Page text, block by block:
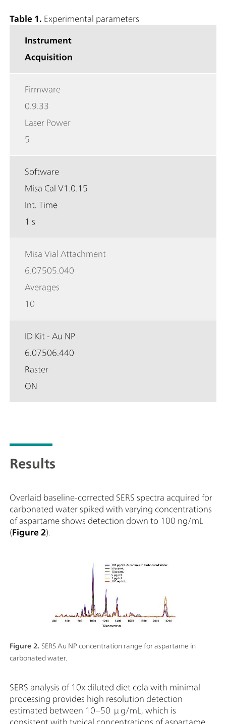
Table 1. Experimental parameters
Instrument
Acquisition
Firmware
0.9.33
Laser Power
5
Software
Misa Cal V1.0.15
Int. Time
1 s
Misa Vial Attachment
6.07505.040
Averages
10
ID Kit - Au NP
6.07506.440
Raster
ON
Results
Overlaid baseline-corrected SERS spectra acquired for
carbonated water spiked with varying concentrations
of aspartame shows detection down to 100 ng/mL
(Figure 2).
Figure 2. SERS Au NP concentration range for aspartame in
carbonated water.
SERS analysis of 10x diluted diet cola with minimal
processing provides high resolution detection
estimated between 10–50 μg/mL, which is
consistent with typical concentrations of aspartame